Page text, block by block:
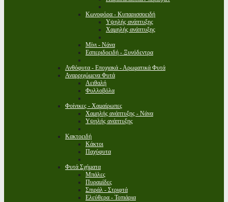
Κωνοφόρα - Κυπαρισσοειδή
Υψηλής ανάπτυξης
Χαμηλής ανάπτυξης
Μίνι - Νάνα
Εσπεριδοειδή - Ξυνόδεντρα
Ανθόφυτα - Εποχιακά - Αρωματικά Φυτά
Αναρριχώμενα Φυτά
Αειθαλή
Φυλλοβόλα
Φοίνικες - Χαμαίρωπες
Χαμηλής ανάπτυξης - Νάνα
Υψηλής ανάπτυξης
Κακτοειδή
Κάκτοι
Παχύφυτα
Φυτά Σχήματα
Μπάλες
Πυραμίδες
Σπιράλ - Στριφτά
Ελεύθερα - Τοπιάρια